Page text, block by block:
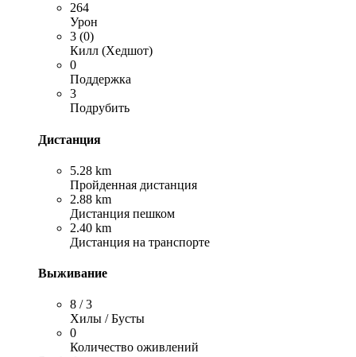
264
Урон
3 (0)
Килл (Хедшот)
0
Поддержка
3
Подрубить
Дистанция
5.28 km
Пройденная дистанция
2.88 km
Дистанция пешком
2.40 km
Дистанция на транспорте
Выживание
8 / 3
Хилы / Бусты
0
Количество оживлений